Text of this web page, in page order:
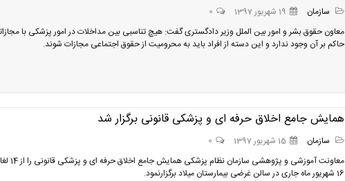
سازمان 19 شهریور 1397
0
معاون حقوق بشر و امور بین الملل وزیر دادگستری گفت: هیچ تناسبی بین مداخلات در امور پزشکی با
حاکم بر آن وجود ندارد و این دسته از افراد باید به محرومیت از حقوق اجتماعی مجازات شوند.
همایش جامع اخلاق حرفه ای و پزشکی قانونی برگزار شد
سازمان 15 شهریور 1397
0
معاونت آموزشی و پژوهشی
16 شهریور ماه جاری در سالن غرضی بیمارستان میلاد برگزارنمود.